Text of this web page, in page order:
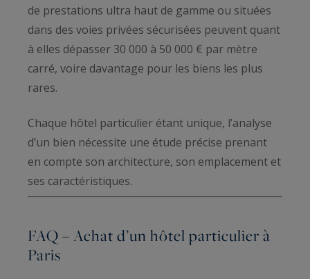
de prestations ultra haut de gamme ou situées
dans des voies privées sécurisées peuvent quant
à elles dépasser 30 000 à 50 000 € par mètre
carré, voire davantage pour les biens les plus
rares.
Chaque hôtel particulier étant unique, l’analyse
d’un bien nécessite une étude précise prenant
en compte son architecture, son emplacement et
ses caractéristiques.
FAQ – Achat d’un hôtel particulier à
Paris